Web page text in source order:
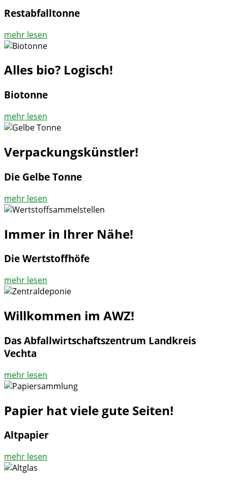
Restabfalltonne
mehr lesen
Alles bio? Logisch!
Biotonne
mehr lesen
Verpackungskünstler!
Die Gelbe Tonne
mehr lesen
Immer in Ihrer Nähe!
Die Wertstoffhöfe
mehr lesen
Willkommen im AWZ!
Das Abfallwirtschaftszentrum Landkreis
Vechta
mehr lesen
Papier hat viele gute Seiten!
Altpapier
mehr lesen